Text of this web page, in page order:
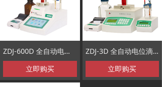
ZDJ-600D 全自动电位滴定仪
立即购买
ZDJ-3D 全自动电位滴定仪
立即购买